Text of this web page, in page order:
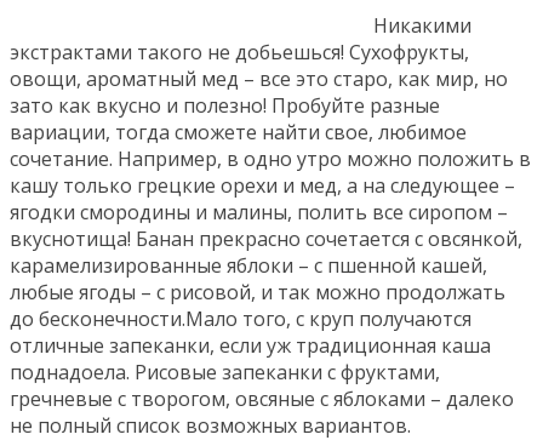
Никакими
экстрактами такого не добьешься! Сухофрукты,
овощи, ароматный мед – все это старо, как мир, но
зато как вкусно и полезно! Пробуйте разные
вариации, тогда сможете найти свое, любимое
сочетание. Например, в одно утро можно положить в
кашу только грецкие орехи и мед, а на следующее –
ягодки смородины и малины, полить все сиропом –
вкуснотища! Банан прекрасно сочетается с овсянкой,
карамелизированные яблоки – с пшенной кашей,
любые ягоды – с рисовой, и так можно продолжать
до бесконечности.Мало того, с круп получаются
отличные запеканки, если уж традиционная каша
поднадоела. Рисовые запеканки с фруктами,
гречневые с творогом, овсяные с яблоками – далеко
не полный список возможных вариантов.